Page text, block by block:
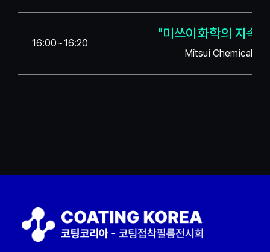
16:00~16:20
"미쓰이화학의 지속
Mitsui Chemicals